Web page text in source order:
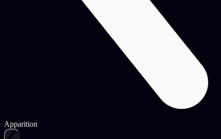
Apparition